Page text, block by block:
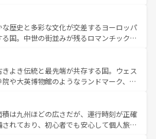
て風土や気候が異なるスペインはその個
性で訪れる人を魅了する。 なお、新着のスペイン情報は コ
参照してほしい。
詰まっている。華麗な宮殿、歴史的な大
ーチ、そして豊かな自然が、訪れる者を心
た、フランスは美食の国としても知ら
の発祥地であるランス、プロヴァンスの
ー畑など、多彩な楽しみ方が可能だ。さ
の地域にも魅力が溢れており、どの街角に
ぶとそれぞれで全く異なる文化を体験で
だろう。 なお、新着のフランス情報はコンテンツ一覧
。
な歴史と多彩な文化が交差するヨーロッパ
国。中世の街並みが残るロマンチック街
、どこを歩いても飽きることがない。ベ
気、バイエルン州のアルプスの絶景、そ
いのワイン畑といった風景は必見。ビール
ぜひ体験してほしい。 なお、新着の
ンテンツ一覧を参照してほしい。
よき伝統と最先端が共存する国。ウェス
院や大英博物館のようなランドマーク、歴
魅力がある。また、優雅なアフタヌーン
好きにはたまらない英国パブ、サッカー観
らこそできる体験も豊富。イギリスを旅
積は九州ほどの広さだが、運行時刻が正確
れており、初心者でも安心して個人旅行